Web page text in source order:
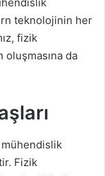
teknolojinin her
fizik
da
mühendislik
Fizik